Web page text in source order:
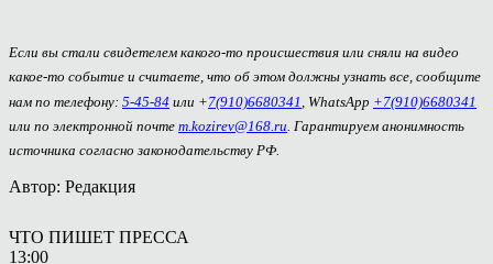
Если вы стали свидетелем какого-то происшествия или сняли на видео
какое-то событие и считаете, что об этом должны узнать все, сообщите
нам по телефону: 5-45-84 или +7(910)6680341 , WhatsApp +7(910)6680341
или по электронной почте m.kozirev@168.ru . Гарантируем анонимность
источника согласно законодательству РФ.
Автор: Редакция
ЧТО ПИШЕТ ПРЕССА
13:00